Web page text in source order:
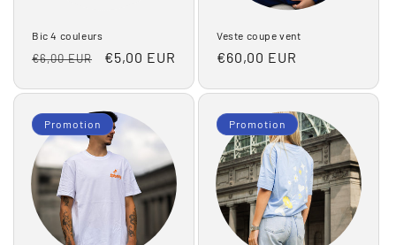
Bic 4 couleurs
Prix
€6,00 EUR
Prix
promotionnel
€5,00 EUR
Veste coupe vent
Prix
€60,00 EUR
Promotion Promotion